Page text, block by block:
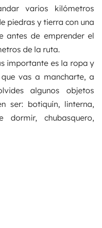
varios kilómetros
piedras y tierra con una
antes de emprender el
de la ruta.
importante es la ropa y
vas a mancharte, a
algunos objetos
ser: botiquín, linterna,
dormir, chubasquero,